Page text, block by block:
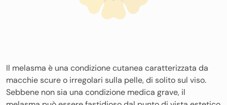
Il melasma è una condizione cutanea caratterizzata da
macchie scure o irregolari sulla pelle, di solito sul viso.
Sebbene non sia una condizione medica grave, il